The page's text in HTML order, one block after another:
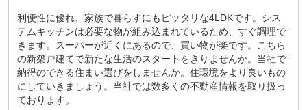
利便性に優れ、家族で暮らすにもピッタリな4LDKです。シス
テムキッチンは必要な物が組み込まれているため、すぐ調理で
きます。スーパーが近くにあるので、買い物が楽です。こちら
の新築戸建てで新たな生活のスタートをきりませんか。当社で
納得のできる住まい選びをしませんか。住環境をより良いもの
にしていきましょう。当社では数多くの不動産情報を取り扱っ
ております。